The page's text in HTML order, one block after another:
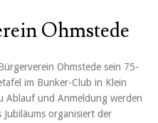
Ohmstede
Ohmstede sein 75-
im Bunker-Club in Klein
Ablauf und Anmeldung werden
organisiert der